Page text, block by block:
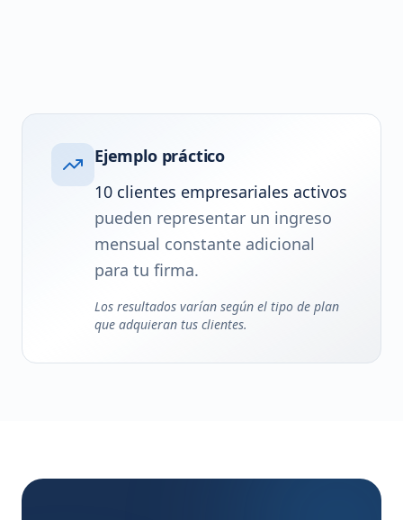
Ejemplo práctico
10 clientes empresariales activos
pueden representar un ingreso
mensual constante adicional
para tu firma.
Los resultados varían según el tipo de plan
que adquieran tus clientes.